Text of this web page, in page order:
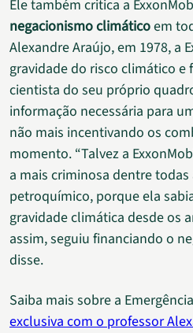
Ele também critica a
negacionismo climáticoem
Alexandre Araújo, em 1978, a
gravidade do risco climático
cientista do seu próprio
informação necessária para
não mais incentivando os
momento. “Talvez a
a mais criminosa dentre
petroquímico, porque ela
gravidade climática desde os
assim, seguiu financiando o
disse.
Saiba mais sobre a
exclusiva com o professor